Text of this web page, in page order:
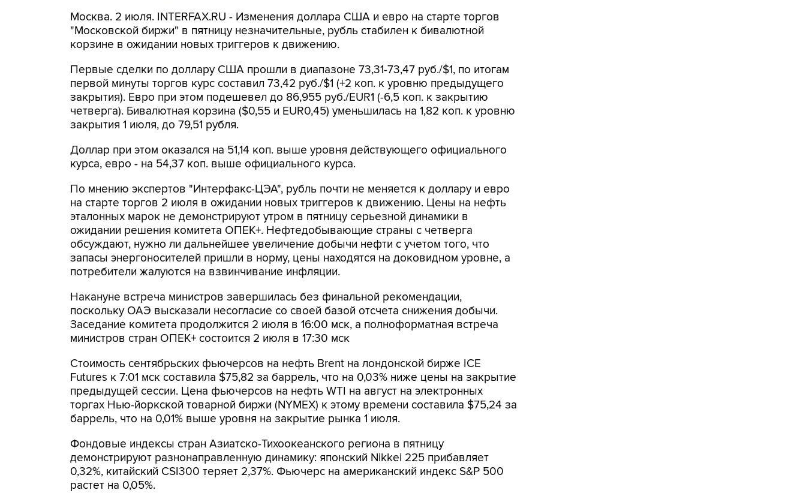
Москва. 2 июля. INTERFAX.RU - Изменения доллара США и евро на старте торгов
"Московской биржи" в пятницу незначительные, рубль стабилен к бивалютной
корзине в ожидании новых триггеров к движению.
Первые сделки по доллару США прошли в диапазоне 73,31-73,47 руб./$1, по итогам
первой минуты торгов курс составил 73,42 руб./$1 (+2 коп. к уровню предыдущего
закрытия). Евро при этом подешевел до 86,955 руб./EUR1 (-6,5 коп. к закрытию
четверга). Бивалютная корзина ($0,55 и EUR0,45) уменьшилась на 1,82 коп. к уровню
закрытия 1 июля, до 79,51 рубля.
Доллар при этом оказался на 51,14 коп. выше уровня действующего официального
курса, евро - на 54,37 коп. выше официального курса.
По мнению экспертов "Интерфакс-ЦЭА", рубль почти не меняется к доллару и евро
на старте торгов 2 июля в ожидании новых триггеров к движению. Цены на нефть
эталонных марок не демонстрируют утром в пятницу серьезной динамики в
ожидании решения комитета ОПЕК+. Нефтедобывающие страны с четверга
обсуждают, нужно ли дальнейшее увеличение добычи нефти с учетом того, что
запасы энергоносителей пришли в норму, цены находятся на доковидном уровне, а
потребители жалуются на взвинчивание инфляции.
Накануне встреча министров завершилась без финальной рекомендации,
поскольку ОАЭ высказали несогласие со своей базой отсчета снижения добычи.
Заседание комитета продолжится 2 июля в 16:00 мск, а полноформатная встреча
министров стран ОПЕК+ состоится 2 июля в 17:30 мск
Стоимость сентябрьских фьючерсов на нефть Brent на лондонской бирже ICE
Futures к 7:01 мск составила $75,82 за баррель, что на 0,03% ниже цены на закрытие
предыдущей сессии. Цена фьючерсов на нефть WTI на август на электронных
торгах Нью-йоркской товарной биржи (NYMEX) к этому времени составила $75,24 за
баррель, что на 0,01% выше уровня на закрытие рынка 1 июля.
Фондовые индексы стран Азиатско-Тихоокеанского региона в пятницу
демонстрируют разнонаправленную динамику: японский Nikkei 225 прибавляет
0,32%, китайский CSI300 теряет 2,37%. Фьючерс на американский индекс S&P 500
растет на 0,05%.